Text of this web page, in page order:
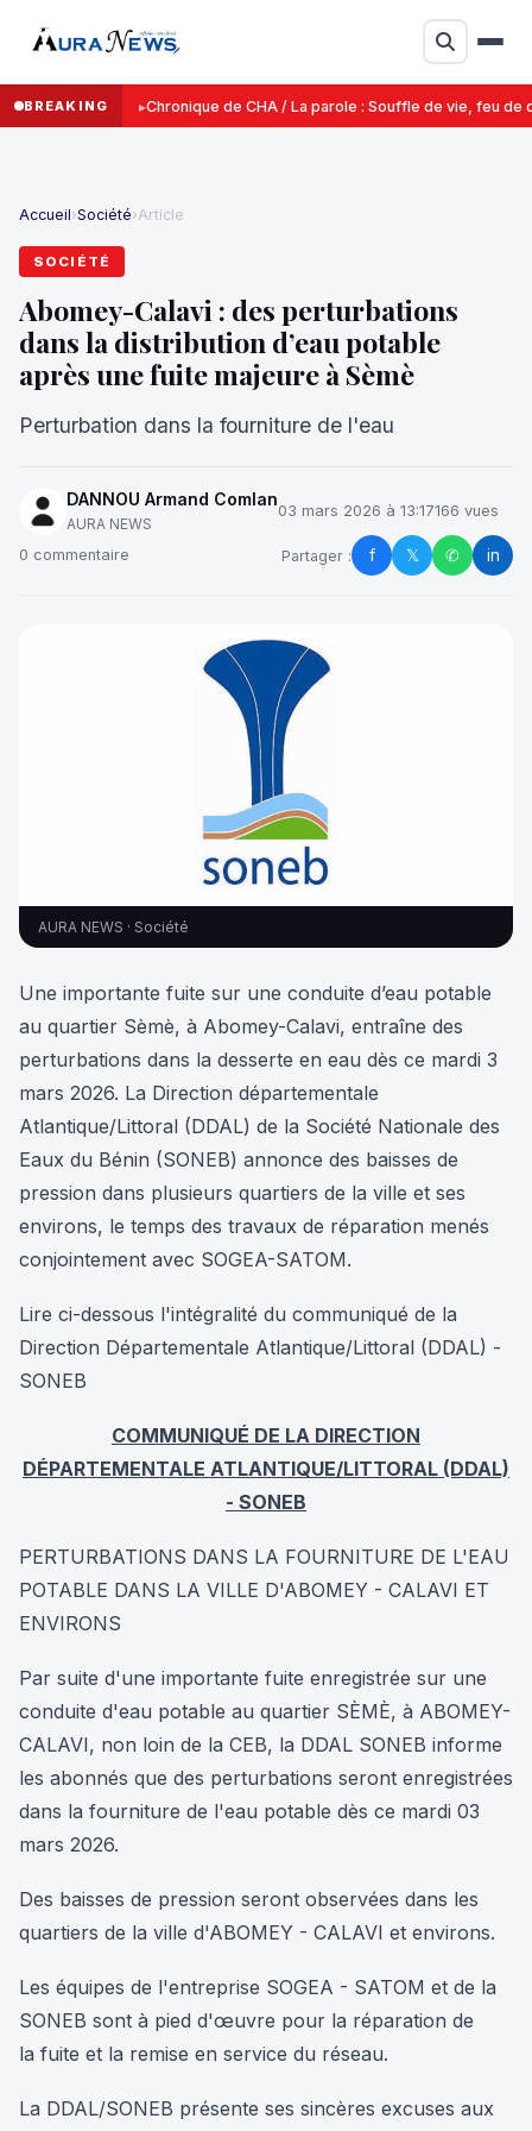
BREAKING Chronique de CHA / La parole : Souffle de vie, feu de
Accueil›Société›Article
SOCIÉTÉ
Abomey-Calavi : des perturbations
dans la distribution d’eau potable
après une fuite majeure à Sèmè
Perturbation dans la fourniture de l'eau
DANNOU Armand Comlan
AURA NEWS
03 mars 2026 à 13:17166 vues
0 commentaire Partager : f 𝕏 ✆ in
AURA NEWS · Société
Une importante fuite sur une conduite d’eau potable
au quartier Sèmè, à Abomey-Calavi, entraîne des
perturbations dans la desserte en eau dès ce mardi 3
mars 2026. La Direction départementale
Atlantique/Littoral (DDAL) de la Société Nationale des
Eaux du Bénin (SONEB) annonce des baisses de
pression dans plusieurs quartiers de la ville et ses
environs, le temps des travaux de réparation menés
conjointement avec SOGEA-SATOM.
Lire ci-dessous l'intégralité du communiqué de la
Direction Départementale Atlantique/Littoral (DDAL) -
SONEB
COMMUNIQUÉ DE LA DIRECTION
DÉPARTEMENTALE ATLANTIQUE/LITTORAL (DDAL)
- SONEB
PERTURBATIONS DANS LA FOURNITURE DE L'EAU
POTABLE DANS LA VILLE D'ABOMEY - CALAVI ET
ENVIRONS
Par suite d'une importante fuite enregistrée sur une
conduite d'eau potable au quartier SÈMÈ, à ABOMEY-
CALAVI, non loin de la CEB, la DDAL SONEB informe
les abonnés que des perturbations seront enregistrées
dans la fourniture de l'eau potable dès ce mardi 03
mars 2026.
Des baisses de pression seront observées dans les
quartiers de la ville d'ABOMEY - CALAVI et environs.
Les équipes de l'entreprise SOGEA - SATOM et de la
SONEB sont à pied d'œuvre pour la réparation de
la fuite et la remise en service du réseau.
La DDAL/SONEB présente ses sincères excuses aux